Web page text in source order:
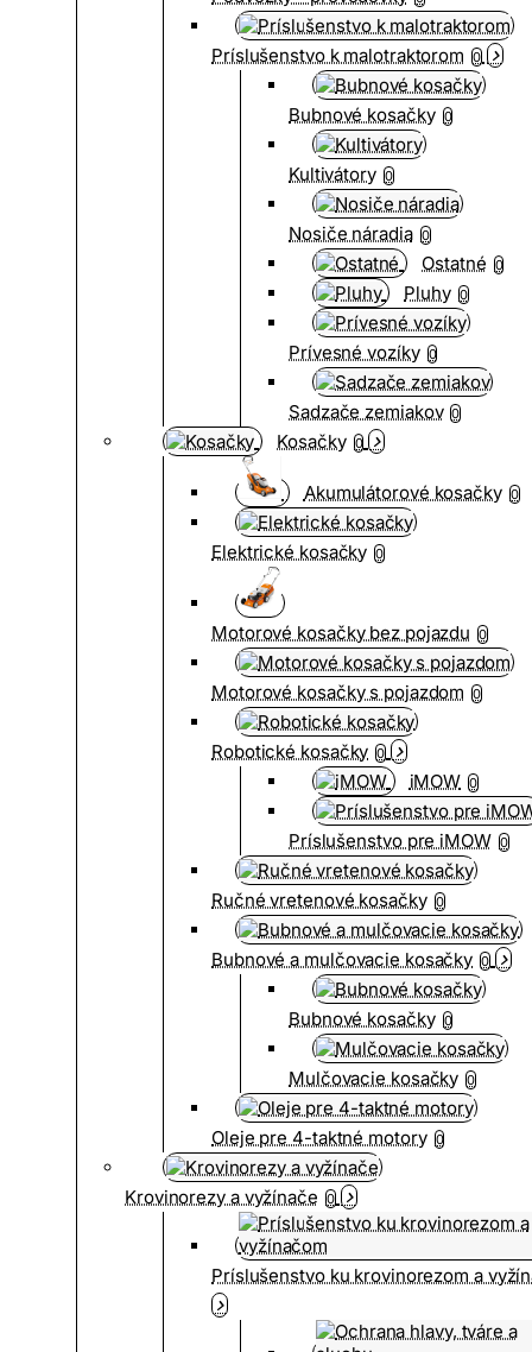
Príslušenstvo k malotraktorom 0
Bubnové kosačky 0
Kultivátory 0
Nosiče náradia 0
Ostatné 0
Pluhy 0
Prívesné vozíky 0
Sadzače zemiakov 0
Kosačky 0
Akumulátorové kosačky 0
Elektrické kosačky 0
Motorové kosačky bez pojazdu 0
Motorové kosačky s pojazdom 0
Robotické kosačky 0
iMOW 0
Príslušenstvo pre iMOW 0
Ručné vretenové kosačky 0
Bubnové a mulčovacie kosačky 0
Bubnové kosačky 0
Mulčovacie kosačky 0
Oleje pre 4-taktné motory 0
Krovinorezy a vyžínače 0
Príslušenstvo ku krovinorezom a